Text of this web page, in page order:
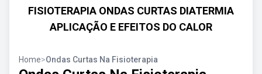
FISIOTERAPIA ONDAS CURTAS DIATERMIA
APLICAÇÃO E EFEITOS DO CALOR
Home>Ondas Curtas Na Fisioterapia